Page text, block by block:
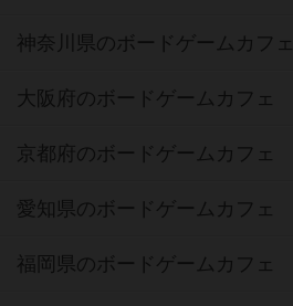
神奈川県のボードゲームカフェ
大阪府のボードゲームカフェ
京都府のボードゲームカフェ
愛知県のボードゲームカフェ
福岡県のボードゲームカフェ